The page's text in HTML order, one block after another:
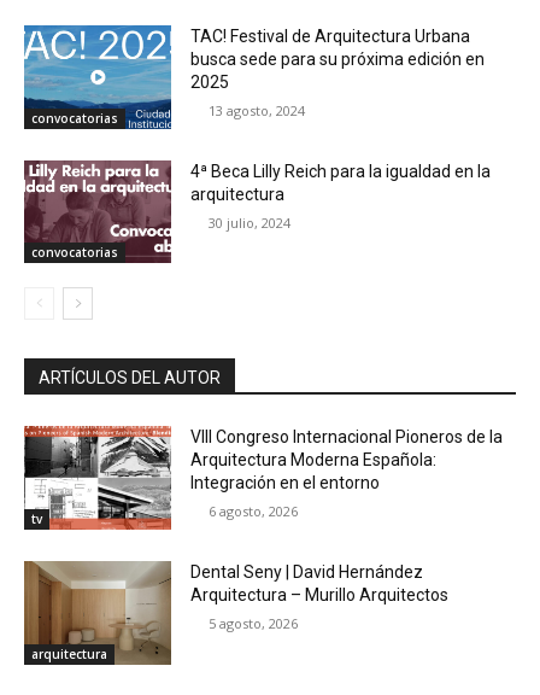
convocatorias
TAC! Festival de Arquitectura Urbana
busca sede para su próxima edición en
2025
13 agosto, 2024
convocatorias
4ª Beca Lilly Reich para la igualdad en la
arquitectura
30 julio, 2024
ARTÍCULOS DEL AUTOR
tv
VIII Congreso Internacional Pioneros de la
Arquitectura Moderna Española:
Integración en el entorno
6 agosto, 2026
arquitectura
Dental Seny | David Hernández
Arquitectura – Murillo Arquitectos
5 agosto, 2026